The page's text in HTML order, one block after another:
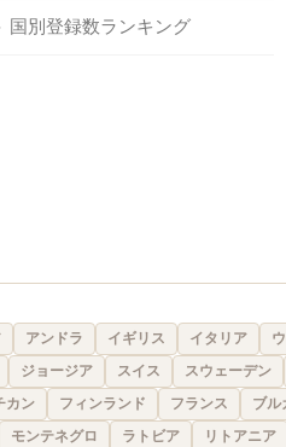
国別登録数ランキング
アンドラ イギリス イタリア
ジョージア スイス スウェーデン
カン フィンランド フランス ブル
モンテネグロ ラトビア リトアニア